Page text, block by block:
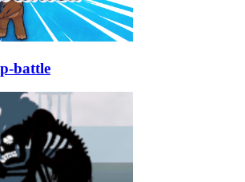
battle